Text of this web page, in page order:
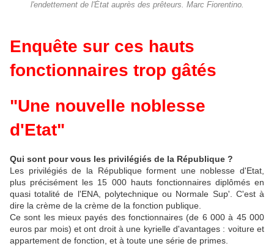
l'endettement de l'État auprès des prêteurs. Marc Fiorentino.
Enquête sur ces hauts
fonctionnaires trop gâtés
"Une nouvelle noblesse
d'Etat"
Qui sont pour vous les privilégiés de la République ?
Les privilégiés de la République forment une noblesse d'Etat,
plus précisément les 15 000 hauts fonctionnaires diplômés en
quasi totalité de l'ENA, polytechnique ou Normale Sup'. C'est à
dire la crème de la crème de la fonction publique.
Ce sont les mieux payés des fonctionnaires (de 6 000 à 45 000
euros par mois) et ont droit à une kyrielle d'avantages : voiture et
appartement de fonction, et à toute une série de primes.